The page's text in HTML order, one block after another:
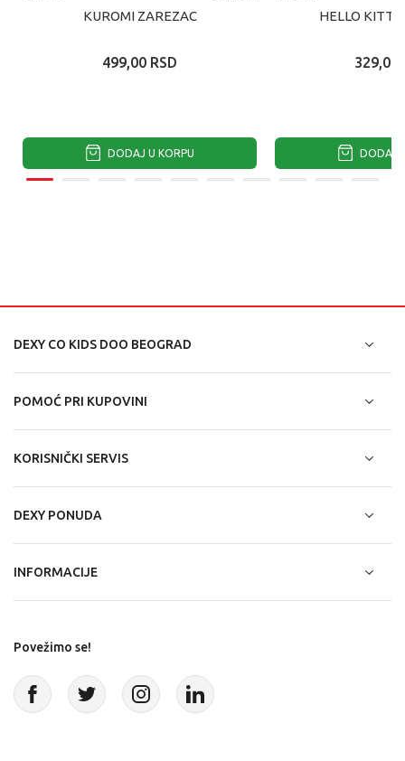
KUROMI ZAREZAC
499,00 RSD
DODAJ U KORPU
HELLO
329,00
DODAJ
DEXY CO KIDS DOO BEOGRAD
POMOĆ PRI KUPOVINI
KORISNIČKI SERVIS
DEXY PONUDA
INFORMACIJE
Povežimo se!